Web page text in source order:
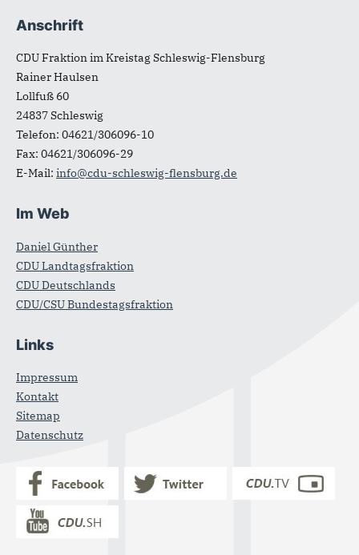
Fußbereich
Anschrift
CDU Fraktion im Kreistag Schleswig-Flensburg
Rainer Haulsen
Lollfuß 60
24837Schleswig
Telefon: 04621/306096-10
Fax: 04621/306096-29
E-Mail: info@cdu-schleswig-flensburg.de
Im Web
Daniel Günther
CDU Landtagsfraktion
CDU Deutschlands
CDU/CSU Bundestagsfraktion
Links
Impressum
Kontakt
Sitemap
Datenschutz